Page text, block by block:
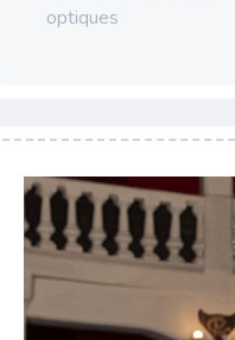
optiques